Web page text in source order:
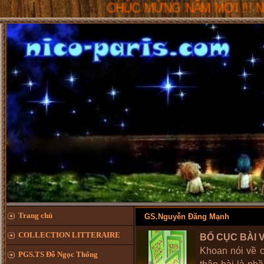
CHÚC MỪNG NĂM MỚI !!! NICO-
Trang chủ
COLLECTION LITTERAIRE
PGS.TS Đỗ Ngọc Thống
GS.Nguyễn Đăng Mạnh
BỐ CỤC BÀI
Khoan nói về